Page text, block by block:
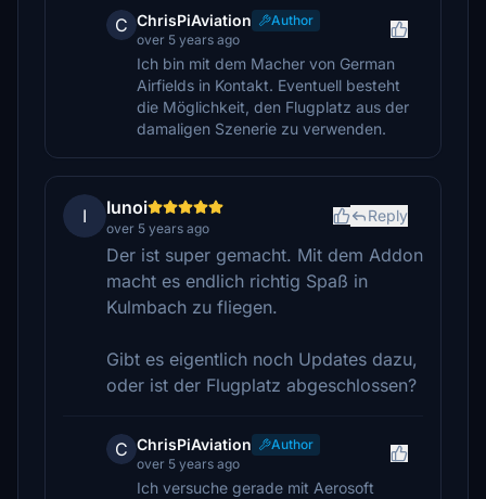
C ChrisPiAviation
Author
over 5 years ago
Ich bin mit dem Macher von German
Airfields in Kontakt. Eventuell besteht
die Möglichkeit, den Flugplatz aus der
damaligen Szenerie zu verwenden.
I Iunoi
over 5 years ago
Reply
Der ist super gemacht. Mit dem Addon
macht es endlich richtig Spaß in
Kulmbach zu fliegen.
Gibt es eigentlich noch Updates dazu,
oder ist der Flugplatz abgeschlossen?
C ChrisPiAviation
Author
over 5 years ago
Ich versuche gerade mit Aerosoft